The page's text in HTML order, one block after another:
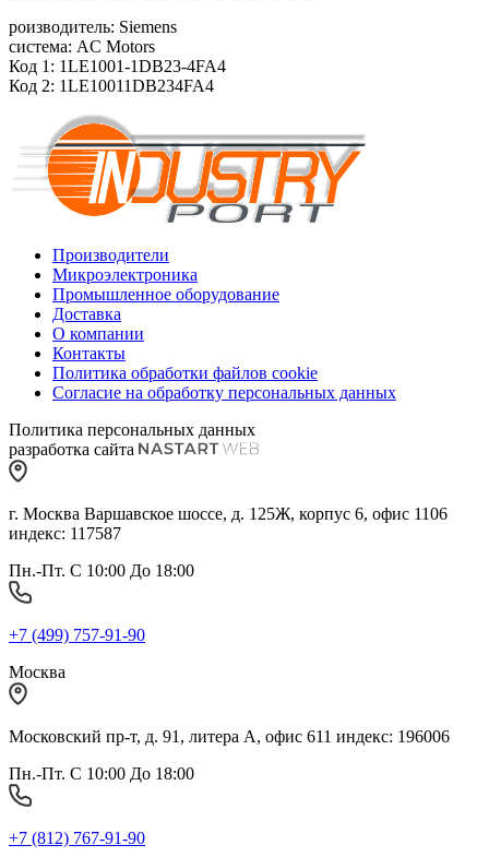
роизводитель: Siemens
система: AC Motors
Код 1: 1LE1001-1DB23-4FA4
Код 2: 1LE10011DB234FA4
Производители
Микроэлектроника
Промышленное оборудование
Доставка
О компании
Контакты
Политика обработки файлов cookie
Согласие на обработку персональных данных
Политика персональных данных
разработка сайта
г. Москва Варшавское шоссе, д. 125Ж, корпус 6, офис 1106
индекс: 117587
Пн.-Пт. С 10:00 До 18:00
+7 (499) 757-91-90
Москва
Московский пр-т, д. 91, литера А, офис 611 индекс: 196006
Пн.-Пт. С 10:00 До 18:00
+7 (812) 767-91-90